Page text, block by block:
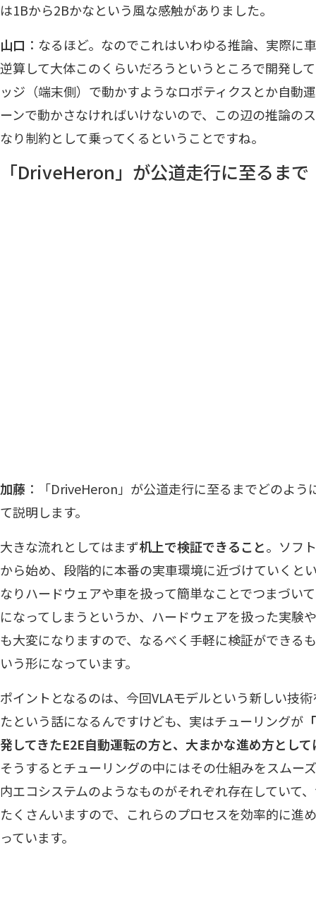
は1Bから2Bかなという風な感触がありました。
山口 ：なるほど。なのでこれはいわゆる推論、実際に
逆算して大体このくらいだろうというところで開発し
ッジ（端末側）で動かすようなロボティクスとか自動
ーンで動かさなければいけないので、この辺の推論の
なり制約として乗ってくるということですね。
「DriveHeron」が公道走行に至るまで
加藤 ：「DriveHeron」が公道走行に至るまでどのよ
て説明します。
大きな流れとしてはまず机上で検証できること。ソフ
から始め、段階的に本番の実車環境に近づけていくと
なりハードウェアや車を扱って簡単なことでつまづい
になってしまうというか、ハードウェアを扱った実験
も大変になりますので、なるべく手軽に検証ができる
いう形になっています。
ポイントとなるのは、今回VLAモデルという新しい技
たという話になるんですけども、実はチューリングが
発してきたE2E自動運転の方と、大まかな進め方とし
そうするとチューリングの中にはその仕組みをスムー
内エコシステムのようなものがそれぞれ存在していて
たくさんいますので、これらのプロセスを効率的に進
っています。